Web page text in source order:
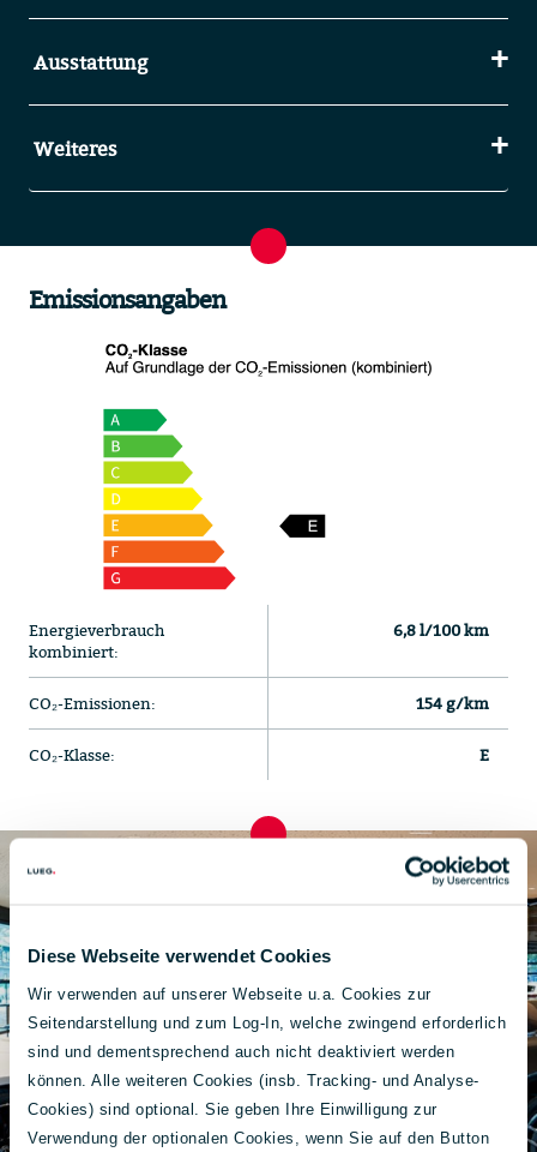
Diese Webseite verwendet Cookies
Wir verwenden auf unserer Webseite u.a. Cookies zur
Seitendarstellung und zum Log-In, welche zwingend erforderlich
sind und dementsprechend auch nicht deaktiviert werden
können. Alle weiteren Cookies (insb. Tracking- und Analyse-
Cookies) sind optional. Sie geben Ihre Einwilligung zur
Verwendung der optionalen Cookies, wenn Sie auf den Button
Ausstattung
Weiteres
Emissionsangaben
Energieverbrauch
kombiniert:
6,8 l/100 km
CO₂-Emissionen: 154 g/km
CO₂-Klasse: E